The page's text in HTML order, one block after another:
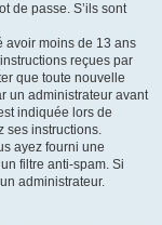
de passe. S’ils sont
avoir moins de 13 ans
reçues par
que toute nouvelle
un administrateur avant
indiquée lors de
ses instructions.
ayez fourni une
filtre anti-spam. Si
administrateur.